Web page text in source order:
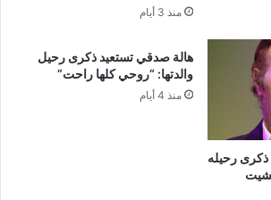
منذ 3 أيام
رحيله
هالة صدقي تستعيد ذكرى رحيل
والدتها: “روحي كلها راحت”
منذ 4 أيام